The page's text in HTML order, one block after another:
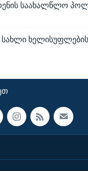
საახალწლო
ხელისუფლების